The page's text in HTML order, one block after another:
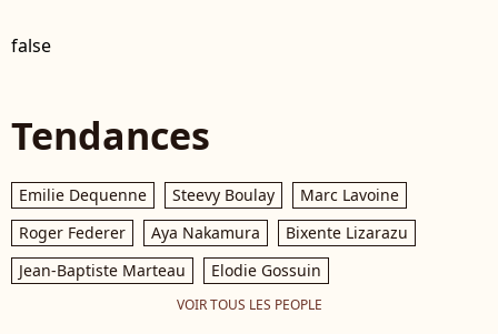
false
Tendances
Emilie Dequenne Steevy Boulay
Marc Lavoine
Roger Federer
Aya Nakamura
Bixente Lizarazu
Jean-Baptiste Marteau
Elodie Gossuin
VOIR TOUS LES PEOPLE